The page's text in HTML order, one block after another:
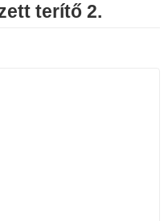
terítő 2.